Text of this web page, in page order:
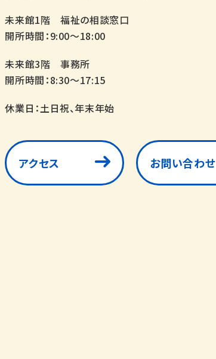
未来館1階 福祉の相談窓口
開所時間：9:00～18:00
未来館3階 事務所
開所時間：8:30～17:15
休業日：土日祝、年末年始
アクセス お問い合わせ